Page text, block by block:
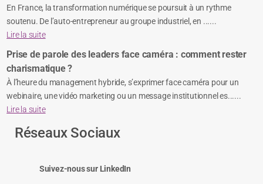
En France, la transformation numérique se poursuit à un rythme
soutenu. De l’auto-entrepreneur au groupe industriel, en ......
Lire la suite
Prise de parole des leaders face caméra : comment rester
charismatique ?
À l’heure du management hybride, s’exprimer face caméra pour un
webinaire, une vidéo marketing ou un message institutionnel es......
Lire la suite
Réseaux Sociaux
Suivez-nous sur LinkedIn